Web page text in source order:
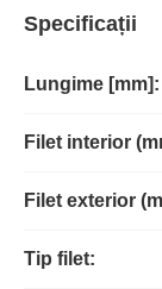
Specificații
Lungime [mm]:
Filet interior
Filet exterior
Tip filet: